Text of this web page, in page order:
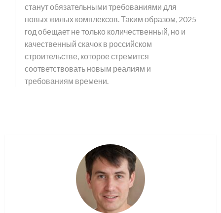
станут обязательными требованиями для
новых жилых комплексов. Таким образом, 2025
год обещает не только количественный, но и
качественный скачок в российском
строительстве, которое стремится
соответствовать новым реалиям и
требованиям времени.